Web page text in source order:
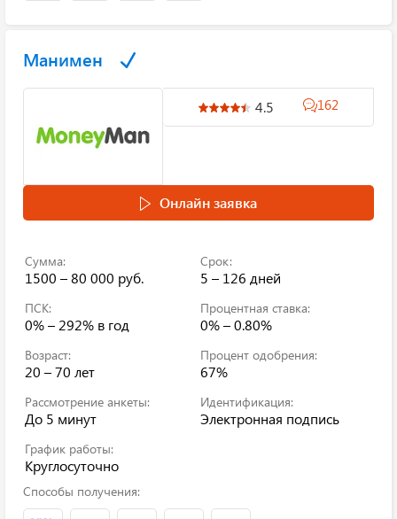
Манимен
4.5 162
Онлайн заявка
Сумма:
1500 – 80 000 руб.
Срок:
5 – 126 дней
ПСК:
0% – 292% в год
Процентная ставка:
0% – 0.80%
Возраст:
20 – 70 лет
Процент одобрения:
67%
Рассмотрение анкеты:
До 5 минут
Идентификация:
Электронная подпись
График работы:
Круглосуточно
Способы получения: